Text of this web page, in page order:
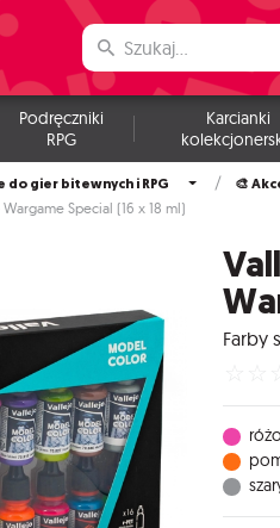
Podręczniki
RPG
Karcianki
gier bitewnych i RPG 🎨
Special (16 x 18 ml)
Farby